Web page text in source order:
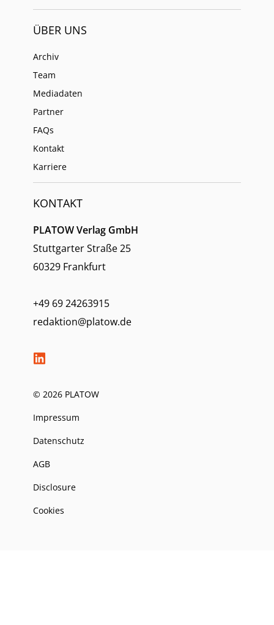
ÜBER UNS
Archiv
Team
Mediadaten
Partner
FAQs
Kontakt
Karriere
KONTAKT
PLATOW Verlag GmbH
Stuttgarter Straße 25
60329 Frankfurt
+49 69 24263915
redaktion@platow.de
© 2026 PLATOW
Impressum
Datenschutz
AGB
Disclosure
Cookies